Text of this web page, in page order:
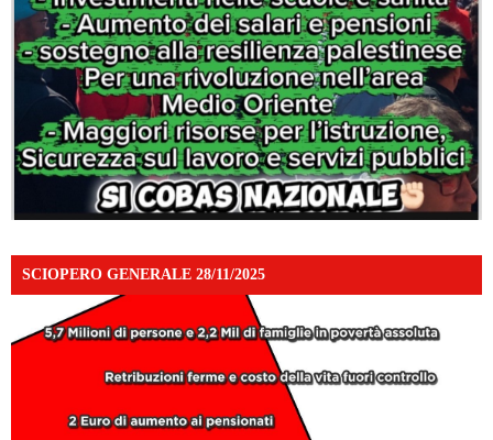
SCIOPERO GENERALE 28/11/2025